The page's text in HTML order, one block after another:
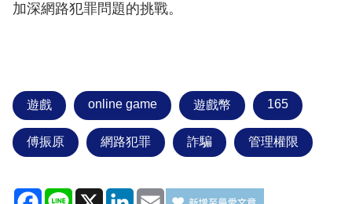
加深網路犯罪問題的挑戰。
遊戲 online game 遊戲幣 165
傅振原 網路犯罪 詐騙 管理權限
Facebook
Line X LinkedIn
Email